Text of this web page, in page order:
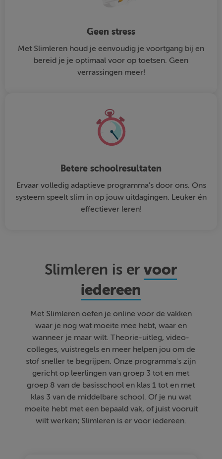
Geen stress
Met Slimleren houd je eenvoudig je voortgang bij en
bereid je je optimaal voor op toetsen. Geen
verrassingen meer!
Betere schoolresultaten
Ervaar volledig adaptieve programma's door ons. Ons
systeem speelt slim in op jouw uitdagingen. Leuker én
effectiever leren!
Slimleren is ervoor
iedereen
Met Slimleren oefen je online voor de vakken
waar je nog wat moeite mee hebt, waar en
wanneer je maar wilt. Theorie-uitleg, video-
colleges, vuistregels en meer helpen jou om de
stof sneller te begrijpen. Onze programma's zijn
gericht op leerlingen van groep 3 tot en met
groep 8 van de basisschool en klas 1 tot en met
klas 3 van de middelbare school. Of je nu wat
moeite hebt met een bepaald vak, of juist vooruit
wilt werken; Slimleren is er voor iedereen.